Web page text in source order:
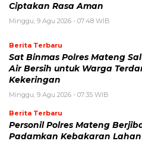
Ciptakan Rasa Aman
Minggu, 9 Agu 2026 - 07:48 WIB
Berita Terbaru
Sat Binmas Polres Mateng
Air Bersih untuk Warga
Kekeringan
Minggu, 9 Agu 2026 - 07:35 WIB
Berita Terbaru
Personil Polres Mateng
Padamkan Kebakaran Lahan